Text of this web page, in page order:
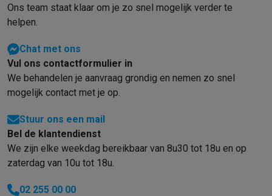
Ons team staat klaar om je zo snel mogelijk verder te
helpen.
Chat met ons
Vul ons contactformulier in
We behandelen je aanvraag grondig en nemen zo snel
mogelijk contact met je op.
Stuur ons een mail
Bel de klantendienst
We zijn elke weekdag bereikbaar van 8u30 tot 18u en op
zaterdag van 10u tot 18u.
02 255 00 00